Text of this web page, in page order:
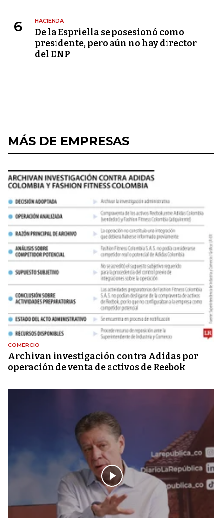
6 HACIENDA
De la Espriella se posesionó como
presidente, pero aún no hay director
del DNP
MÁS DE EMPRESAS
COMERCIO
Archivan investigación contra Adidas por
operación de venta de activos de Reebok